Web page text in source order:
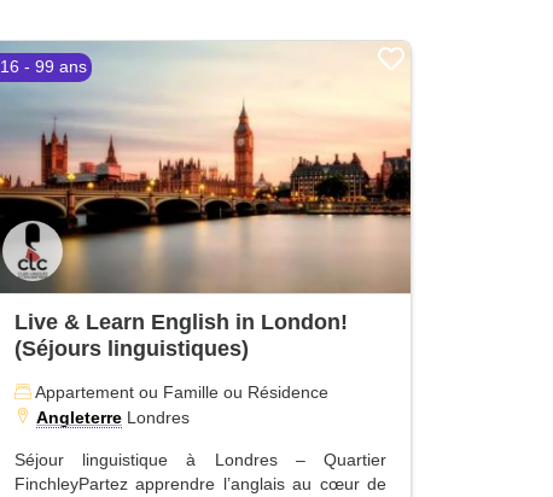
16 - 99 ans
Live & Learn English in London!
(Séjours linguistiques)
Appartement ou Famille ou Résidence
Angleterre Londres
Séjour linguistique à Londres – Quartier
FinchleyPartez apprendre l’anglais au cœur de